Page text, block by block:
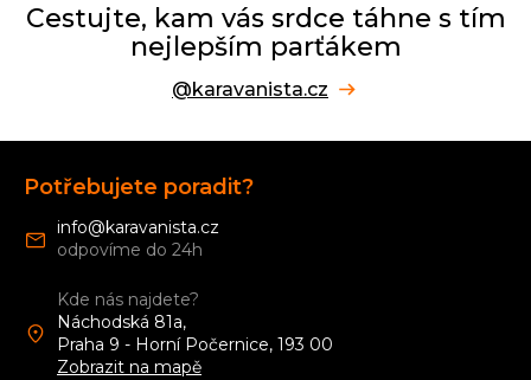
Cestujte, kam vás srdce táhne s tím
nejlepším parťákem
@karavanista.cz
Potřebujete poradit?
info@karavanista.cz
Kde nás najdete?
Náchodská 81a,
Praha 9 - Horní Počernice, 193 00
Zobrazit na mapě